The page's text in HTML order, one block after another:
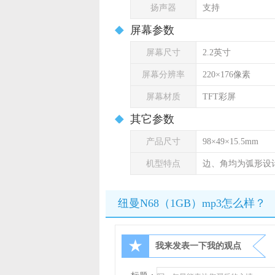
扬声器 支持
屏幕参数
屏幕尺寸 2.2英寸
屏幕分辨率 220×176像素
屏幕材质 TFT彩屏
其它参数
产品尺寸 98×49×15.5mm
机型特点 边、角均为弧形设
纽曼N68（1GB）mp3怎么样？
★ 我来发表一下我的观点